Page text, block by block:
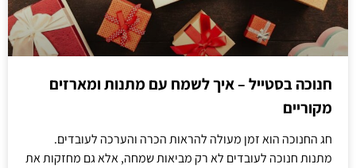
חנוכה בסטייל – איך לשמח עם מתנות ומארזים
מקוריים
חג החנוכה הוא זמן מעולה להראות הכרה והערכה לעובדים.
מתנות חנוכה לעובדים לא רק מביאות שמחה, אלא גם מחזקות את